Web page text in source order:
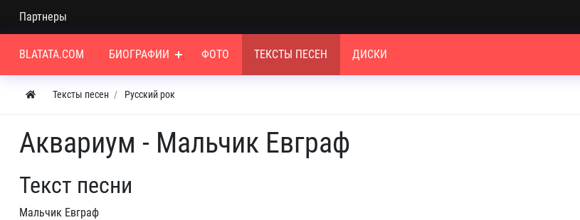
Партнеры
BLATATA.COM БИОГРАФИИ ФОТО ТЕКСТЫ ПЕСЕН ДИСКИ
Тексты песен Русский рок
Аквариум - Мальчик Евграф
Текст песни
Мальчик Евграф